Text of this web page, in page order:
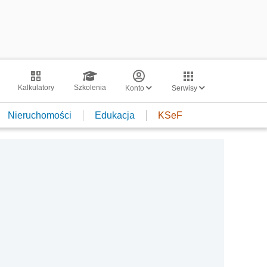
Kalkulatory Szkolenia Konto Serwisy
Nieruchomości Edukacja KSeF